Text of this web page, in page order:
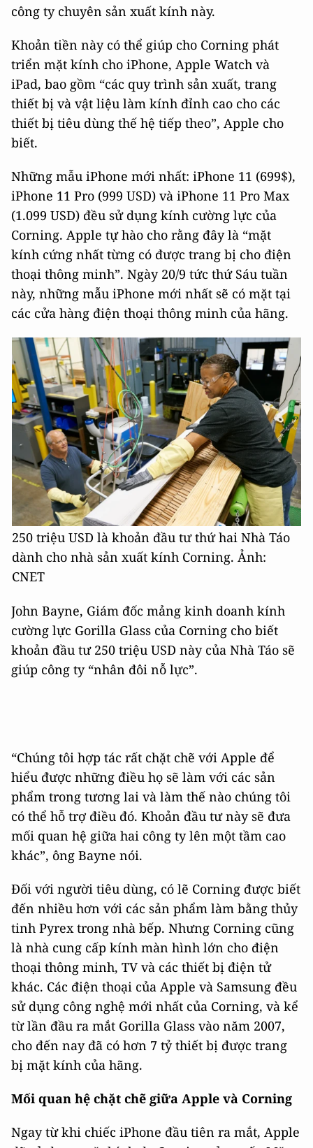
công ty chuyên sản xuất kính này.
Khoản tiền này có thể giúp cho Corning phát
triển mặt kính cho iPhone, Apple Watch và
iPad, bao gồm “các quy trình sản xuất, trang
thiết bị và vật liệu làm kính đỉnh cao cho các
thiết bị tiêu dùng thế hệ tiếp theo”, Apple cho
biết.
Những mẫu iPhone mới nhất: iPhone 11 (699$),
iPhone 11 Pro (999 USD) và iPhone 11 Pro Max
(1.099 USD) đều sử dụng kính cường lực của
Corning. Apple tự hào cho rằng đây là “mặt
kính cứng nhất từng có được trang bị cho điện
thoại thông minh”. Ngày 20/9 tức thứ Sáu tuần
này, những mẫu iPhone mới nhất sẽ có mặt tại
các cửa hàng điện thoại thông minh của hãng.
250 triệu USD là khoản đầu tư thứ hai Nhà Táo
dành cho nhà sản xuất kính Corning. Ảnh:
CNET
John Bayne, Giám đốc mảng kinh doanh kính
cường lực Gorilla Glass của Corning cho biết
khoản đầu tư 250 triệu USD này của Nhà Táo sẽ
giúp công ty “nhân đôi nỗ lực”.
“Chúng tôi hợp tác rất chặt chẽ với Apple để
hiểu được những điều họ sẽ làm với các sản
phẩm trong tương lai và làm thế nào chúng tôi
có thể hỗ trợ điều đó. Khoản đầu tư này sẽ đưa
mối quan hệ giữa hai công ty lên một tầm cao
khác”, ông Bayne nói.
Đối với người tiêu dùng, có lẽ Corning được biết
đến nhiều hơn với các sản phẩm làm bằng thủy
tinh Pyrex trong nhà bếp. Nhưng Corning cũng
là nhà cung cấp kính màn hình lớn cho điện
thoại thông minh, TV và các thiết bị điện tử
khác. Các điện thoại của Apple và Samsung đều
sử dụng công nghệ mới nhất của Corning, và kể
từ lần đầu ra mắt Gorilla Glass vào năm 2007,
cho đến nay đã có hơn 7 tỷ thiết bị được trang
bị mặt kính của hãng.
Mối quan hệ chặt chẽ giữa Apple và Corning
Ngay từ khi chiếc iPhone đầu tiên ra mắt, Apple